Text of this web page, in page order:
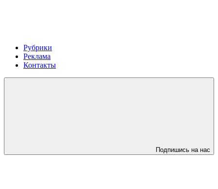
Рубрики
Реклама
Контакты
Подпишись на нас